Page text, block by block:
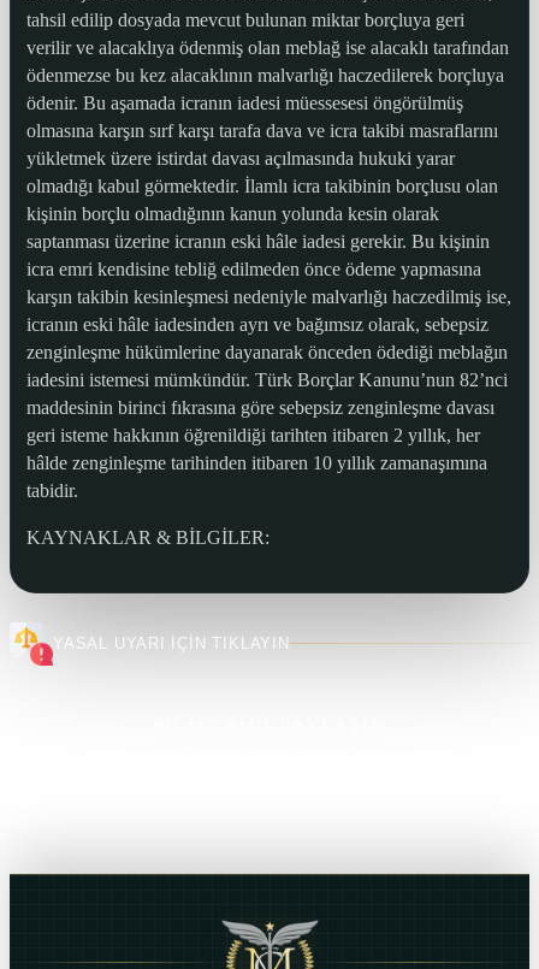
tahsil edilip dosyada mevcut bulunan miktar borçluya geri
verilir ve alacaklıya ödenmiş olan meblağ ise alacaklı tarafından
ödenmezse bu kez alacaklının malvarlığı haczedilerek borçluya
ödenir. Bu aşamada icranın iadesi müessesesi öngörülmüş
olmasına karşın sırf karşı tarafa dava ve icra takibi masraflarını
yükletmek üzere istirdat davası açılmasında hukuki yarar
olmadığı kabul görmektedir. İlamlı icra takibinin borçlusu olan
kişinin borçlu olmadığının kanun yolunda kesin olarak
saptanması üzerine icranın eski hâle iadesi gerekir. Bu kişinin
icra emri kendisine tebliğ edilmeden önce ödeme yapmasına
karşın takibin kesinleşmesi nedeniyle malvarlığı haczedilmiş ise,
icranın eski hâle iadesinden ayrı ve bağımsız olarak, sebepsiz
zenginleşme hükümlerine dayanarak önceden ödediği meblağın
iadesini istemesi mümkündür. Türk Borçlar Kanunu’nun 82’nci
maddesinin birinci fıkrasına göre sebepsiz zenginleşme davası
geri isteme hakkının öğrenildiği tarihten itibaren 2 yıllık, her
hâlde zenginleşme tarihinden itibaren 10 yıllık zamanaşımına
tabidir.
KAYNAKLAR & BİLGİLER:
YASAL UYARI İÇİN TIKLAYIN